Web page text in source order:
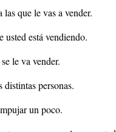
que le vas a vender.
está vendiendo.
le va vender.
personas.
un poco.